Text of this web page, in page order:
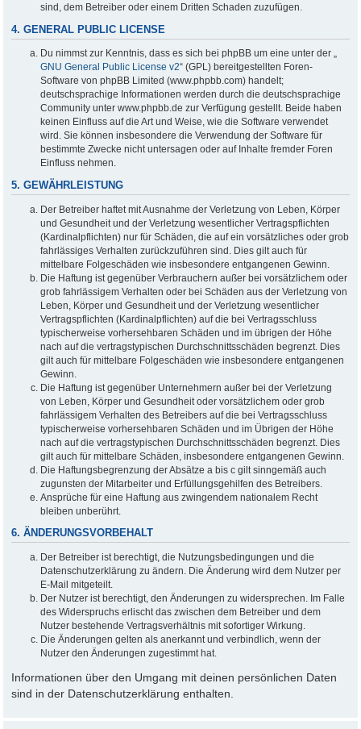
sind, dem Betreiber oder einem Dritten Schaden zuzufügen.
4. GENERAL PUBLIC LICENSE
Du nimmst zur Kenntnis, dass es sich bei phpBB um eine unter der „
GNU General Public License v2“ (GPL) bereitgestellten Foren-
Software von phpBB Limited (www.phpbb.com) handelt;
deutschsprachige Informationen werden durch die deutschsprachige
Community unter www.phpbb.de zur Verfügung gestellt. Beide haben
keinen Einfluss auf die Art und Weise, wie die Software verwendet
wird. Sie können insbesondere die Verwendung der Software für
bestimmte Zwecke nicht untersagen oder auf Inhalte fremder Foren
Einfluss nehmen.
5. GEWÄHRLEISTUNG
Der Betreiber haftet mit Ausnahme der Verletzung von Leben, Körper
und Gesundheit und der Verletzung wesentlicher Vertragspflichten
(Kardinalpflichten) nur für Schäden, die auf ein vorsätzliches oder grob
fahrlässiges Verhalten zurückzuführen sind. Dies gilt auch für
mittelbare Folgeschäden wie insbesondere entgangenen Gewinn.
Die Haftung ist gegenüber Verbrauchern außer bei vorsätzlichem oder
grob fahrlässigem Verhalten oder bei Schäden aus der Verletzung von
Leben, Körper und Gesundheit und der Verletzung wesentlicher
Vertragspflichten (Kardinalpflichten) auf die bei Vertragsschluss
typischerweise vorhersehbaren Schäden und im übrigen der Höhe
nach auf die vertragstypischen Durchschnittsschäden begrenzt. Dies
gilt auch für mittelbare Folgeschäden wie insbesondere entgangenen
Gewinn.
Die Haftung ist gegenüber Unternehmern außer bei der Verletzung
von Leben, Körper und Gesundheit oder vorsätzlichem oder grob
fahrlässigem Verhalten des Betreibers auf die bei Vertragsschluss
typischerweise vorhersehbaren Schäden und im Übrigen der Höhe
nach auf die vertragstypischen Durchschnittsschäden begrenzt. Dies
gilt auch für mittelbare Schäden, insbesondere entgangenen Gewinn.
Die Haftungsbegrenzung der Absätze a bis c gilt sinngemäß auch
zugunsten der Mitarbeiter und Erfüllungsgehilfen des Betreibers.
Ansprüche für eine Haftung aus zwingendem nationalem Recht
bleiben unberührt.
6. ÄNDERUNGSVORBEHALT
Der Betreiber ist berechtigt, die Nutzungsbedingungen und die
Datenschutzerklärung zu ändern. Die Änderung wird dem Nutzer per
E-Mail mitgeteilt.
Der Nutzer ist berechtigt, den Änderungen zu widersprechen. Im Falle
des Widerspruchs erlischt das zwischen dem Betreiber und dem
Nutzer bestehende Vertragsverhältnis mit sofortiger Wirkung.
Die Änderungen gelten als anerkannt und verbindlich, wenn der
Nutzer den Änderungen zugestimmt hat.
Informationen über den Umgang mit deinen persönlichen Daten
sind in der Datenschutzerklärung enthalten.